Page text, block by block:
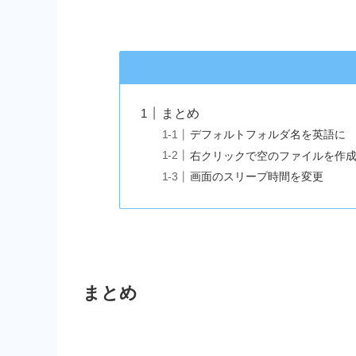
まとめ
デフォルトフォルダ名を英語に
右クリックで空のファイルを作
画面のスリープ時間を変更
まとめ